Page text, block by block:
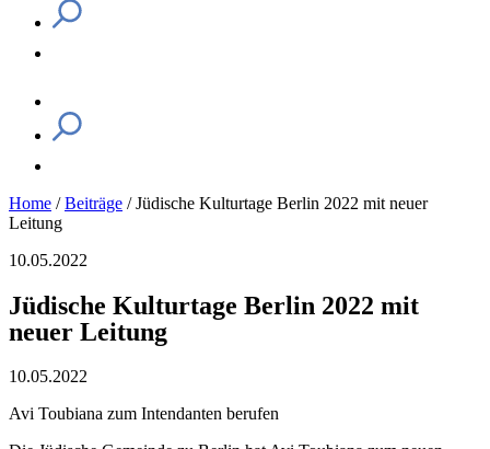
Home /Beiträge /Jüdische Kulturtage Berlin 2022 mit neuer
Leitung
10.05.2022
Jüdische Kulturtage Berlin 2022 mit
neuer Leitung
10.05.2022
Avi Toubiana zum Intendanten berufen